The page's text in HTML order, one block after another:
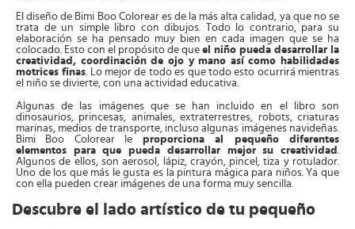
El diseño de Bimi Boo Colorear es de la más alta calidad, ya que no se
trata de un simple libro con dibujos. Todo lo contrario, para su
elaboración se ha pensado muy bien en cada imagen que se ha
colocado. Esto con el propósito de que el niño pueda desarrollar la
creatividad, coordinación de ojo y mano así como habilidades
motrices finas. Lo mejor de todo es que todo esto ocurrirá mientras
el niño se divierte, con una actividad educativa.
Algunas de las imágenes que se han incluido en el libro son
dinosaurios, princesas, animales, extraterrestres, robots, criaturas
marinas, medios de transporte, incluso algunas imágenes navideñas.
Bimi Boo Colorear le proporciona al pequeño diferentes
elementos para que pueda desarrollar mejor su creatividad .
Algunos de ellos, son aerosol, lápiz, crayón, pincel, tiza y rotulador.
Uno de los que más le gusta es la pintura mágica para niños. Ya que
con ella pueden crear imágenes de una forma muy sencilla.
Descubre el lado artístico de tu pequeño